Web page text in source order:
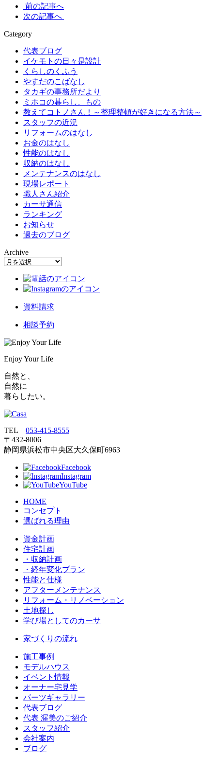
前の記事へ
次の記事へ
Category
代表ブログ
イケモトの日々是設計
くらしのくふう
やすだのこばなし
タカギの事務所だより
ミホコの暮らし、もの
教えてコトノさん！～整理整頓が好きになる方法～
スタッフの近況
リフォームのはなし
お金のはなし
性能のはなし
収納のはなし
メンテナンスのはなし
現場レポート
職人さん紹介
カーサ通信
ランキング
お知らせ
過去のブログ
Archive
資料請求
相談予約
Enjoy Your Life
自然と、
自然に
暮らしたい。
TEL 053‐415‐8555
〒432‐8006
静岡県浜松市中央区大久保町6963
Facebook
Instagram
YouTube
HOME
コンセプト
選ばれる理由
資金計画
住宅計画
・収納計画
・経年変化プラン
性能と仕様
アフターメンテナンス
リフォーム・リノベーション
土地探し
学び場としてのカーサ
家づくりの流れ
施工事例
モデルハウス
イベント情報
オーナー宅見学
パーツギャラリー
代表ブログ
代表 渥美のご紹介
スタッフ紹介
会社案内
ブログ